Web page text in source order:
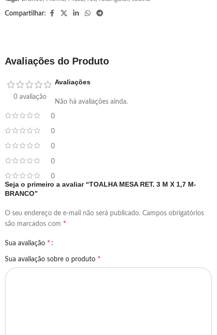
Compartilhar:
Avaliações do Produto
0 avaliação
0
0
0
0
0
Avaliações
Não há avaliações ainda.
Seja o primeiro a avaliar “TOALHA MESA RET. 3 M X 1,7 M-
BRANCO”
O seu endereço de e-mail não será publicado. Campos obrigatórios
são marcados com *
Sua avaliação *
Sua avaliação sobre o produto *